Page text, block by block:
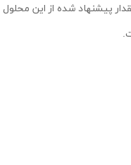
پیشنهاد شده از این محلول